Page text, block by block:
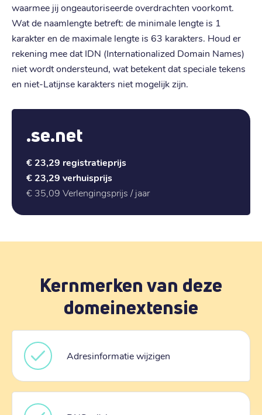
waarmee jij ongeautoriseerde overdrachten voorkomt.
Wat de naamlengte betreft: de minimale lengte is 1
karakter en de maximale lengte is 63 karakters. Houd er
rekening mee dat IDN (Internationalized Domain Names)
niet wordt ondersteund, wat betekent dat speciale tekens
en niet-Latijnse karakters niet mogelijk zijn.
.se.net
€ 23,29 registratieprijs
€ 23,29 verhuisprijs
€ 35,09 Verlengingsprijs / jaar
Kernmerken van deze
domeinextensie
Adresinformatie wijzigen